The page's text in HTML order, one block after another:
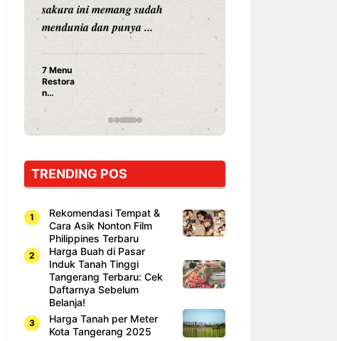
sakura ini memang sudah
mendunia dan punya ...
7 Menu
Restora
n
yang
Dicoba,
Cuma
Sushi!
TRENDING POS
Rekomendasi Tempat &
Cara Asik Nonton Film
Philippines Terbaru
Harga Buah di Pasar
Induk Tanah Tinggi
Tangerang Terbaru: Cek
Daftarnya Sebelum
Belanja!
Harga Tanah per Meter
Kota Tangerang 2025